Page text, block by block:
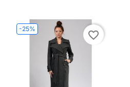
-25%
favorite_border